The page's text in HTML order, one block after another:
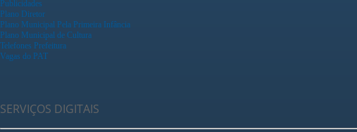
Publicidades
Plano Diretor
Plano Municipal Pela Primeira Infância
Plano Municipal de Cultura
Telefones Prefeitura
Vagas do PAT
SERVIÇOS DIGITAIS